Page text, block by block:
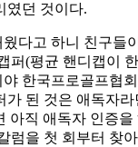
였던 것이다.
다고 하니 친구들
퍼(평균 핸디캡이
한국프로골프협
가 된 것은 애독자
아직 애독자 인증을
럼을 첫 회부터 찾